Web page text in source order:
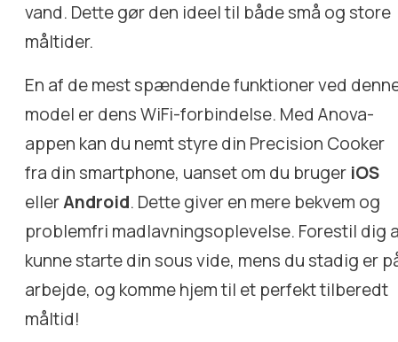
vand. Dette gør den ideel til både små og store
måltider.
En af de mest spændende funktioner ved
model er dens WiFi-forbindelse. Med Anova-
appen kan du nemt styre din Precision Cooker
fra din smartphone, uanset om du bruger iOS
ellerAndroid. Dette giver en mere bekvem og
problemfri madlavningsoplevelse. Forestil dig
kunne starte din sous vide, mens du stadig er
arbejde, og komme hjem til et perfekt tilberedt
måltid!